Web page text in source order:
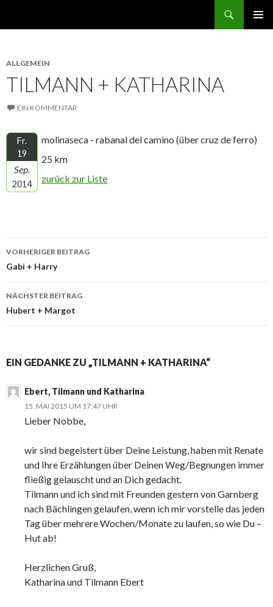
ALLGEMEIN
TILMANN + KATHARINA
EIN KOMMENTAR
Fr.
19
Sep.
2014
molinaseca - rabanal del camino (über cruz de ferro)
25 km
zurück zur Liste
Beitrags-
Navigation
VORHERIGER BEITRAG
Gabi + Harry
NÄCHSTER BEITRAG
Hubert + Margot
EIN GEDANKE ZU „TILMANN + KATHARINA“
Ebert, Tilmann und Katharina
15. MAI 2015 UM 17:47 UHR
Lieber Nobbe,
wir sind begeistert über Deine Leistung, haben mit Renate
und Ihre Erzählungen über Deinen Weg/Begnungen immer
fließig gelauscht und an Dich gedacht.
Tilmann und ich sind mit Freunden gestern von Garnberg
nach Bächlingen gelaufen, wenn ich mir vorstelle das jeden
Tag über mehrere Wochen/Monate zu laufen, so wie Du –
Hut ab!
Herzlichen Gruß,
Katharina und Tilmann Ebert